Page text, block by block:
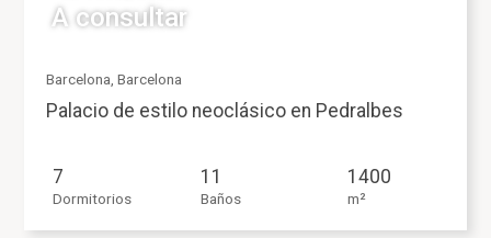
A consultar
Barcelona, Barcelona
Palacio de estilo neoclásico en Pedralbes
7
Dormitorios
11
Baños
1400
m²